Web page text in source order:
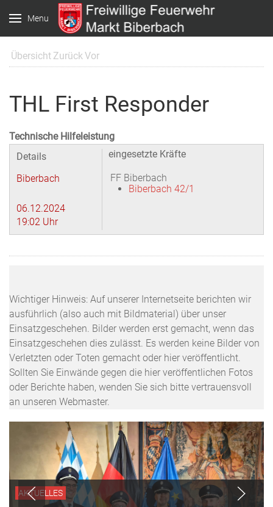
Menu
Übersicht ZurückVor
THL First Responder
Technische Hilfeleistung
Details
Biberbach
06.12.2024
19:02 Uhr
eingesetzte Kräfte
FF Biberbach
Biberbach 42/1
Wichtiger Hinweis: Auf unserer Internetseite berichten wir
ausführlich (also auch mit Bildmaterial) über unser
Einsatzgeschehen. Bilder werden erst gemacht, wenn das
Einsatzgeschehen dies zulässt. Es werden keine Bilder von
Verletzten oder Toten gemacht oder hier veröffentlicht.
Sollten Sie Einwände gegen die hier veröffentlichen Fotos
oder Berichte haben, wenden Sie sich bitte vertrauensvoll
an unseren Webmaster.
AKTUELLES